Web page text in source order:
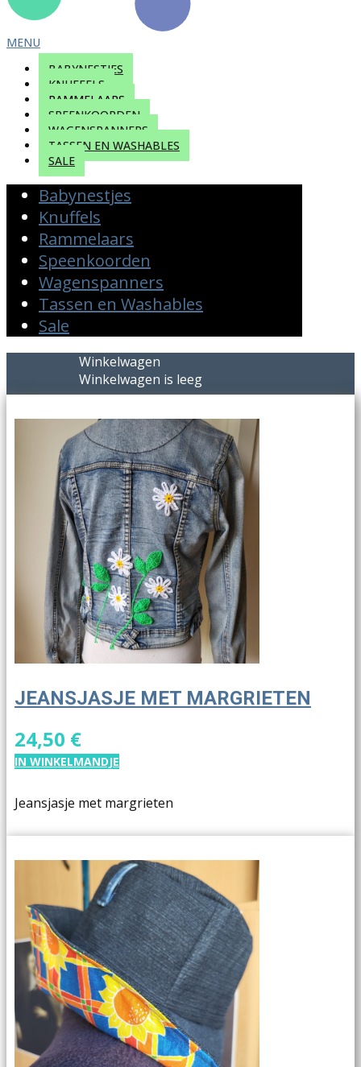
MENU
BABYNESTJES
KNUFFELS
RAMMELAARS
SPEENKOORDEN
WAGENSPANNERS
TASSEN EN WASHABLES
SALE
Babynestjes
Knuffels
Rammelaars
Speenkoorden
Wagenspanners
Tassen en Washables
Sale
Winkelwagen
Winkelwagen is leeg
JEANSJASJE MET MARGRIETEN
24,50 €
IN WINKELMANDJE
Jeansjasje met margrieten